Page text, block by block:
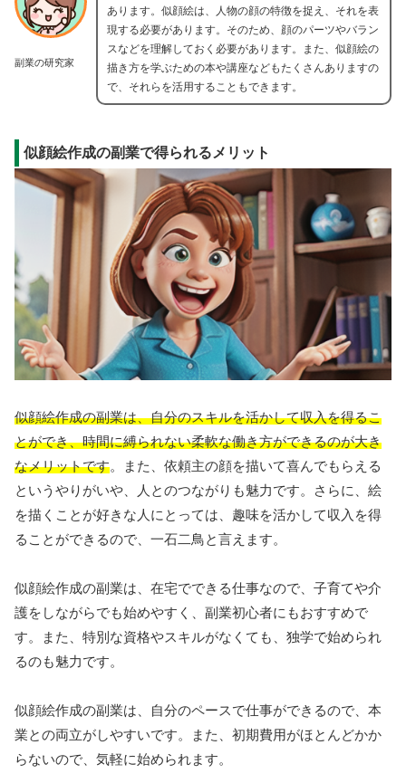
副業の研究家
あります。似顔絵は、人物の顔の特徴を捉え、それを表
現する必要があります。そのため、顔のパーツやバラン
スなどを理解しておく必要があります。また、似顔絵の
描き方を学ぶための本や講座などもたくさんありますの
で、それらを活用することもできます。
似顔絵作成の副業で得られるメリット
似顔絵作成の副業は、自分のスキルを活かして収入を得るこ
とができ、時間に縛られない柔軟な働き方ができるのが大き
なメリットです。また、依頼主の顔を描いて喜んでもらえる
というやりがいや、人とのつながりも魅力です。さらに、絵
を描くことが好きな人にとっては、趣味を活かして収入を得
ることができるので、一石二鳥と言えます。
似顔絵作成の副業は、在宅でできる仕事なので、子育てや介
護をしながらでも始めやすく、副業初心者にもおすすめで
す。また、特別な資格やスキルがなくても、独学で始められ
るのも魅力です。
似顔絵作成の副業は、自分のペースで仕事ができるので、本
業との両立がしやすいです。また、初期費用がほとんどかか
らないので、気軽に始められます。